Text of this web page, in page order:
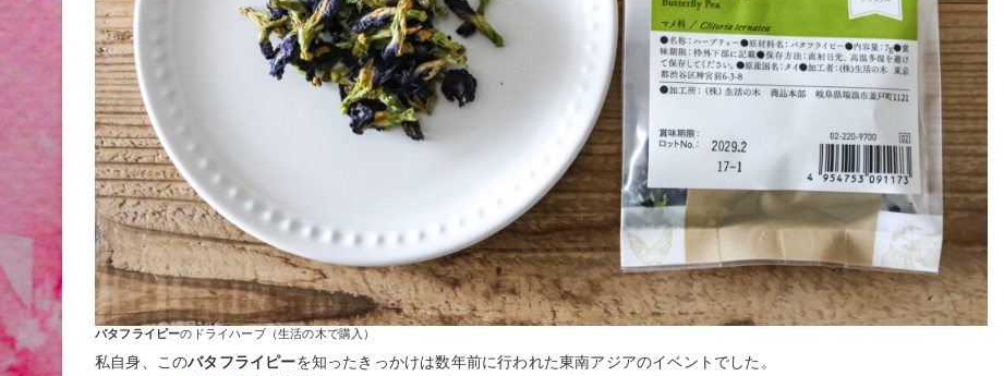
バタフライピーのドライハーブ（生活の木で購入）
私自身、このバタフライピーを知ったきっかけは数年前に行われた東南アジアのイベントでした。